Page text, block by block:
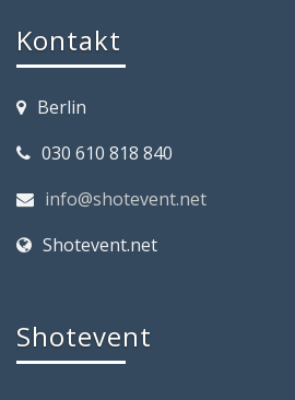
Kontakt
Berlin
030 610 818 840
info@shotevent.net
Shotevent.net
Shotevent